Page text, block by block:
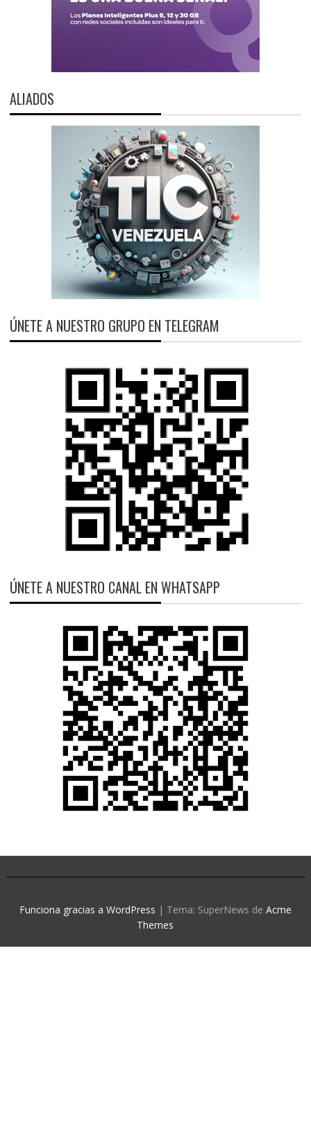
ALIADOS
ÚNETE A NUESTRO GRUPO EN TELEGRAM
ÚNETE A NUESTRO CANAL EN WHATSAPP
Funciona gracias a WordPress | Tema: SuperNews de Acme
Themes